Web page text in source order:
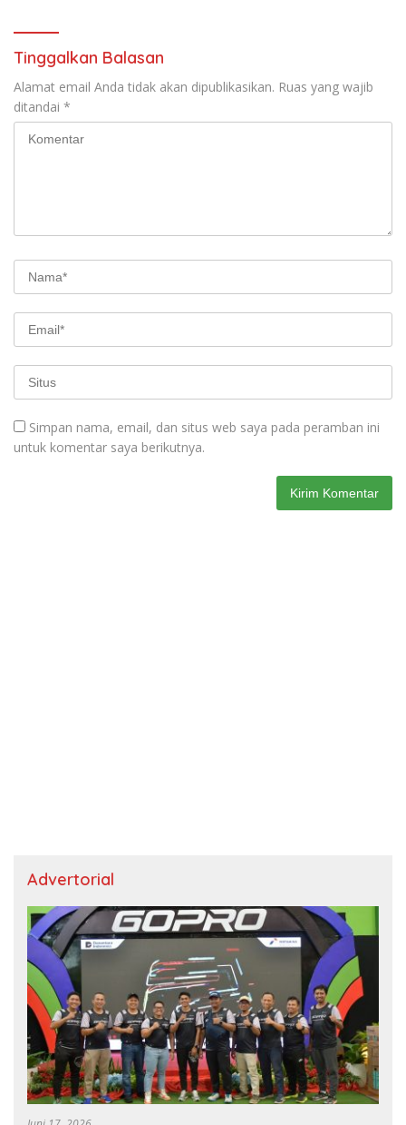
Tinggalkan Balasan
Alamat email Anda tidak akan dipublikasikan. Ruas yang wajib
ditandai *
Simpan nama, email, dan situs web saya pada peramban ini
untuk komentar saya berikutnya.
Advertorial